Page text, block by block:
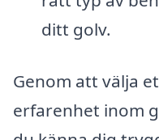
ditt golv.
Genom att välja
erfarenhet inom